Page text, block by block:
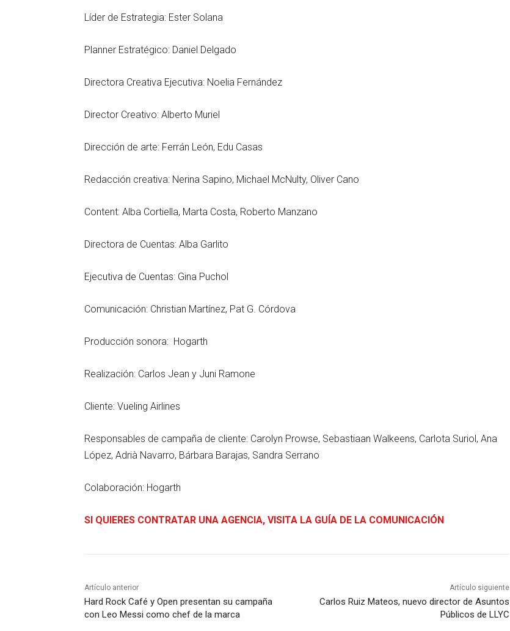
Líder de Estrategia: Ester Solana
Planner Estratégico: Daniel Delgado
Directora Creativa Ejecutiva: Noelia Fernández
Director Creativo: Alberto Muriel
Dirección de arte: Ferrán León, Edu Casas
Redacción creativa: Nerina Sapino, Michael McNulty, Oliver Cano
Content: Alba Cortiella, Marta Costa, Roberto Manzano
Directora de Cuentas: Alba Garlito
Ejecutiva de Cuentas: Gina Puchol
Comunicación: Christian Martínez, Pat G. Córdova
Producción sonora: Hogarth
Realización: Carlos Jean y Juni Ramone
Cliente: Vueling Airlines
Responsables de campaña de cliente: Carolyn Prowse, Sebastiaan Walkeens, Carlota Suriol, Ana
López, Adrià Navarro, Bárbara Barajas, Sandra Serrano
Colaboración: Hogarth
SI QUIERES CONTRATAR UNA AGENCIA, VISITA LA GUÍA DE LA COMUNICACIÓN
Artículo anterior
Hard Rock Café y Open presentan su campaña
con Leo Messi como chef de la marca
Artículo siguiente
Carlos Ruiz Mateos, nuevo director de Asuntos
Públicos de LLYC